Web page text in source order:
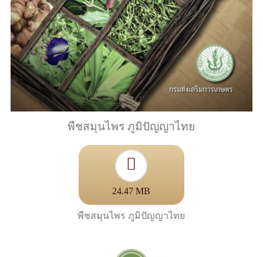
พืชสมุนไพร ภูมิปัญญาไทย
24.47 MB
พืชสมุนไพร ภูมิปัญญาไทย